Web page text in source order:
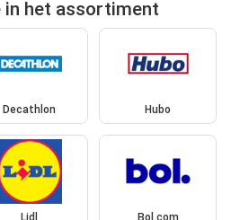
in het assortiment
Decathlon Hubo
Lidl Bol.com